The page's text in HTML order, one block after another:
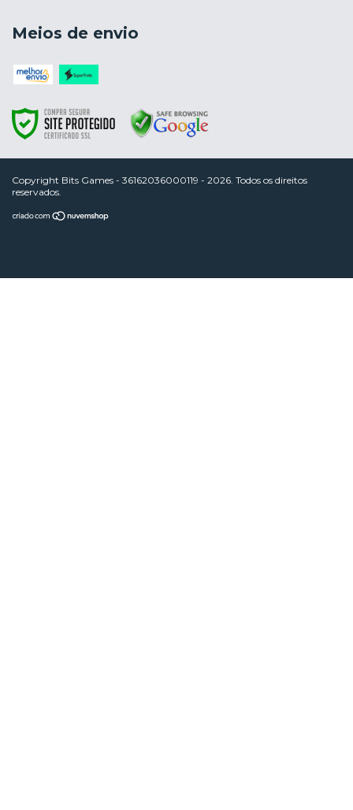
Meios de envio
Copyright Bits Games - 36162036000119 - 2026. Todos os direitos
reservados.